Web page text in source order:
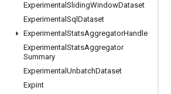
Experimental SlidingWindowDataset
Experimental Sql Dataset
Experimental StatsAggregatorHandle
Experimental StatsAggregator
Summary
Experimental UnbatchDataset
Expint